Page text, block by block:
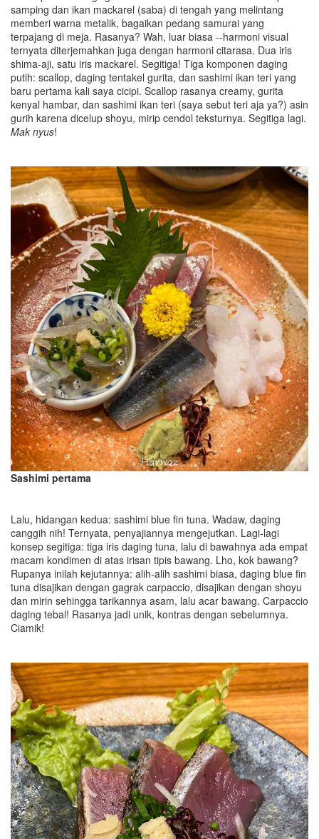
samping dan ikan mackarel (saba) di tengah yang melintang
memberi warna metalik, bagaikan pedang samurai yang
terpajang di meja. Rasanya? Wah, luar biasa --harmoni visual
ternyata diterjemahkan juga dengan harmoni citarasa. Dua iris
shima-aji, satu iris mackarel. Segitiga! Tiga komponen daging
putih: scallop, daging tentakel gurita, dan sashimi ikan teri yang
baru pertama kali saya cicipi. Scallop rasanya creamy, gurita
kenyal hambar, dan sashimi ikan teri (saya sebut teri aja ya?) asin
gurih karena dicelup shoyu, mirip cendol teksturnya. Segitiga lagi.
Mak nyus!
Sashimi pertama
Lalu, hidangan kedua: sashimi blue fin tuna. Wadaw, daging
canggih nih! Ternyata, penyajiannya mengejutkan. Lagi-lagi
konsep segitiga: tiga iris daging tuna, lalu di bawahnya ada empat
macam kondimen di atas irisan tipis bawang. Lho, kok bawang?
Rupanya inilah kejutannya: alih-alih sashimi biasa, daging blue fin
tuna disajikan dengan gagrak carpaccio, disajikan dengan shoyu
dan mirin sehingga tarikannya asam, lalu acar bawang. Carpaccio
daging tebal! Rasanya jadi unik, kontras dengan sebelumnya.
Ciamik!